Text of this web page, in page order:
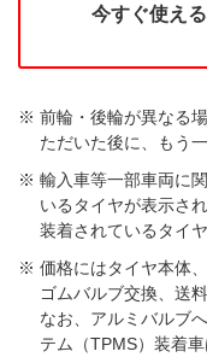
今すぐ使える
前輪・後輪が異なる
ただいた後に、もう
輸入車等一部車両に
いるタイヤが表示さ
装着されているタイ
価格にはタイヤ本体
ゴムバルブ交換、送
なお、アルミバルブ
テム（TPMS）装着